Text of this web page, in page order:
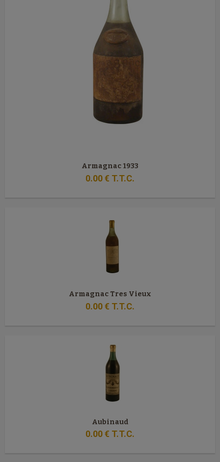
Armagnac 1933
0.00€ T.T.C.
Armagnac Tres Vieux
0.00€ T.T.C.
Aubinaud
0.00€ T.T.C.